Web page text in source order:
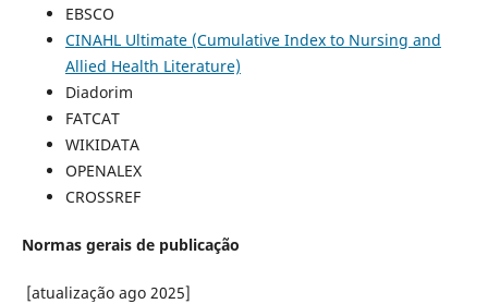
EBSCO
CINAHL Ultimate (Cumulative Index to Nursing and
Allied Health Literature)
Diadorim
FATCAT
WIKIDATA
OPENALEX
CROSSREF
Normas gerais de publicação
[atualização ago 2025]